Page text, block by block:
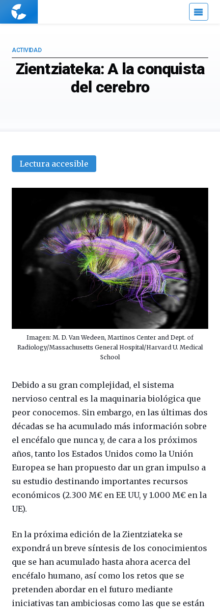
Cuaderno
Zientziateka: A la conquista
del cerebro
ACTIVIDAD
Lectura accesible
Imagen: M. D. Van Wedeen, Martinos Center and Dept. of
Radiology/Massachusetts General Hospital/Harvard U. Medical
School
Debido a su gran complejidad, el sistema
nervioso central es la maquinaria biológica que
peor conocemos. Sin embargo, en las últimas dos
décadas se ha acumulado más información sobre
el encéfalo que nunca y, de cara a los próximos
años, tanto los Estados Unidos como la Unión
Europea se han propuesto dar un gran impulso a
su estudio destinando importantes recursos
económicos (2.300 M€ en EE UU, y 1.000 M€ en la
UE).
En la próxima edición de la Zientziateka se
expondrá un breve síntesis de los conocimientos
que se han acumulado hasta ahora acerca del
encéfalo humano, así como los retos que se
pretenden abordar en el futuro mediante
iniciativas tan ambiciosas como las que se están